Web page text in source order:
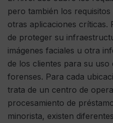
pero también los
otras aplicaciones críticas.
de proteger su
imágenes faciales u otra
de los clientes para su uso
forenses. Para cada
trata de un centro de
procesamiento de
minorista, existen